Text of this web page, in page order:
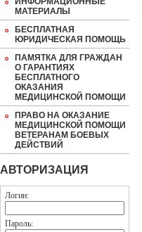
МАТЕРИАЛЫ
БЕСПЛАТНАЯ
ЮРИДИЧЕСКАЯ ПОМОЩЬ
ПАМЯТКА ДЛЯ ГРАЖДАН
О ГАРАНТИЯХ
БЕСПЛАТНОГО
ОКАЗАНИЯ
МЕДИЦИНСКОЙ ПОМОЩИ
ПРАВО НА ОКАЗАНИЕ
МЕДИЦИНСКОЙ ПОМОЩИ
ВЕТЕРАНАМ БОЕВЫХ
ДЕЙСТВИЙ
АВТОРИЗАЦИЯ
Логин:
Пароль: